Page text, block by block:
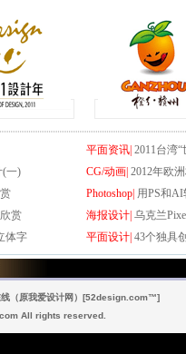
平面资讯| 2011台湾
(一) CG/动画| 2012年欧
Photoshop| 用PS和
赏 海报设计| 乌克兰
体字 平面设计| 43个独具
线（原我爱设计网）[52design.com™]
All rights reserved.